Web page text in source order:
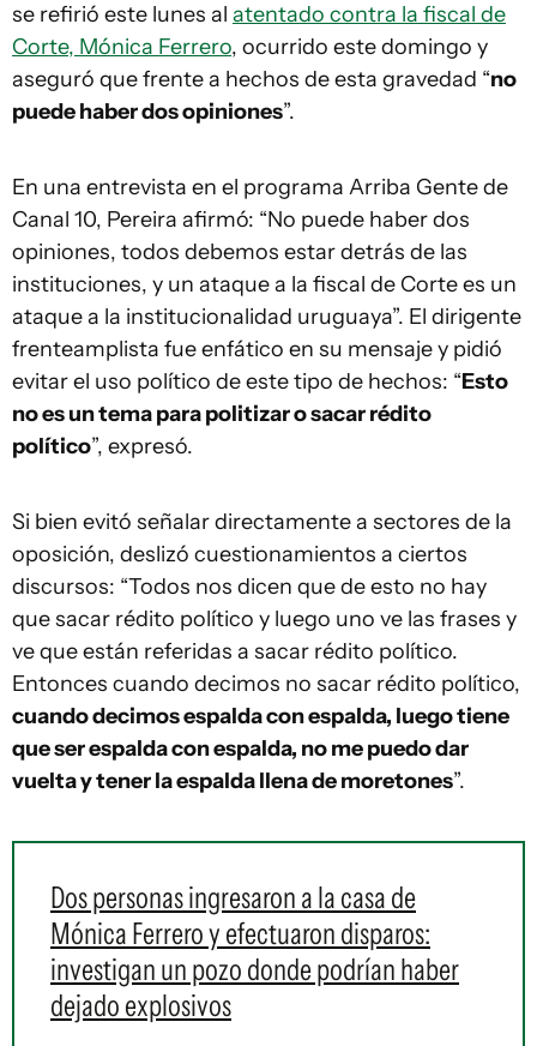
se refirió este lunes al atentado contra la fiscal de
Corte, Mónica Ferrero, ocurrido este domingo y
aseguró que frente a hechos de esta gravedad “no
puede haber dos opiniones”.
En una entrevista en el programa Arriba Gente de
Canal 10, Pereira afirmó: “No puede haber dos
opiniones, todos debemos estar detrás de las
instituciones, y un ataque a la fiscal de Corte es un
ataque a la institucionalidad uruguaya”. El dirigente
frenteamplista fue enfático en su mensaje y pidió
evitar el uso político de este tipo de hechos: “Esto
no es un tema para politizar o sacar rédito
político”, expresó.
Si bien evitó señalar directamente a sectores de la
oposición, deslizó cuestionamientos a ciertos
discursos: “Todos nos dicen que de esto no hay
que sacar rédito político y luego uno ve las frases y
ve que están referidas a sacar rédito político.
Entonces cuando decimos no sacar rédito político,
cuando decimos espalda con espalda, luego tiene
que ser espalda con espalda, no me puedo dar
vuelta y tener la espalda llena de moretones”.
Dos personas ingresaron a la casa de
Mónica Ferrero y efectuaron disparos:
investigan un pozo donde podrían haber
dejado explosivos